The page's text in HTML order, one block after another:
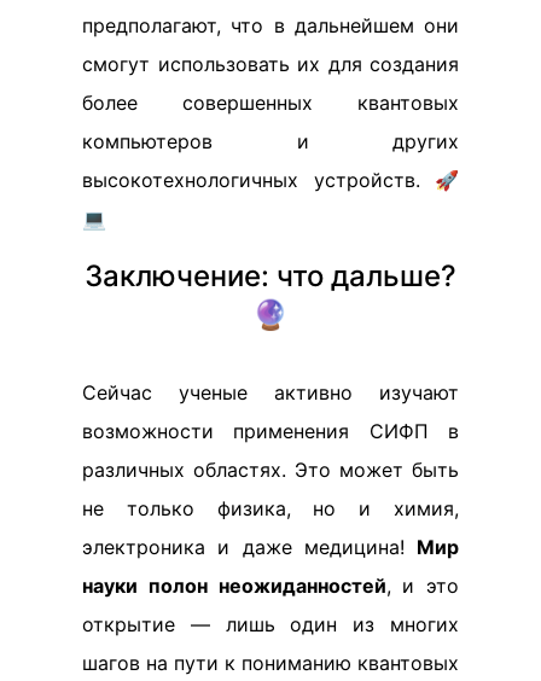
предполагают, что в дальнейшем они
смогут использовать их для создания
более совершенных квантовых
компьютеров и других
высокотехнологичных устройств. 🚀
💻
Заключение: что дальше?
🔮
Сейчас ученые активно изучают
возможности применения СИФП в
различных областях. Это может быть
не только физика, но и химия,
электроника и даже медицина! Мир
науки полон неожиданностей, и это
открытие — лишь один из многих
шагов на пути к пониманию квантовых